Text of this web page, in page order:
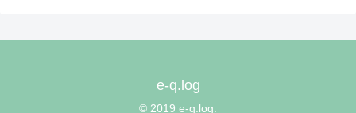
e-q.log
© 2019 e-q.log.